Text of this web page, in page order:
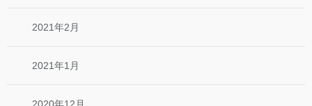
2021年2月
2021年1月
2020年12月